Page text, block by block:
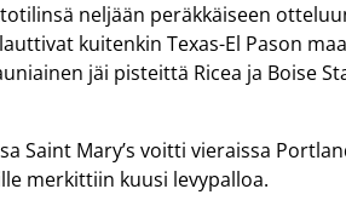
neljään peräkkäiseen
kuitenkin Texas-El Pason
jäi pisteittä Ricea ja Boise
Saint Mary’s voitti vieraissa
merkittiin kuusi levypalloa.